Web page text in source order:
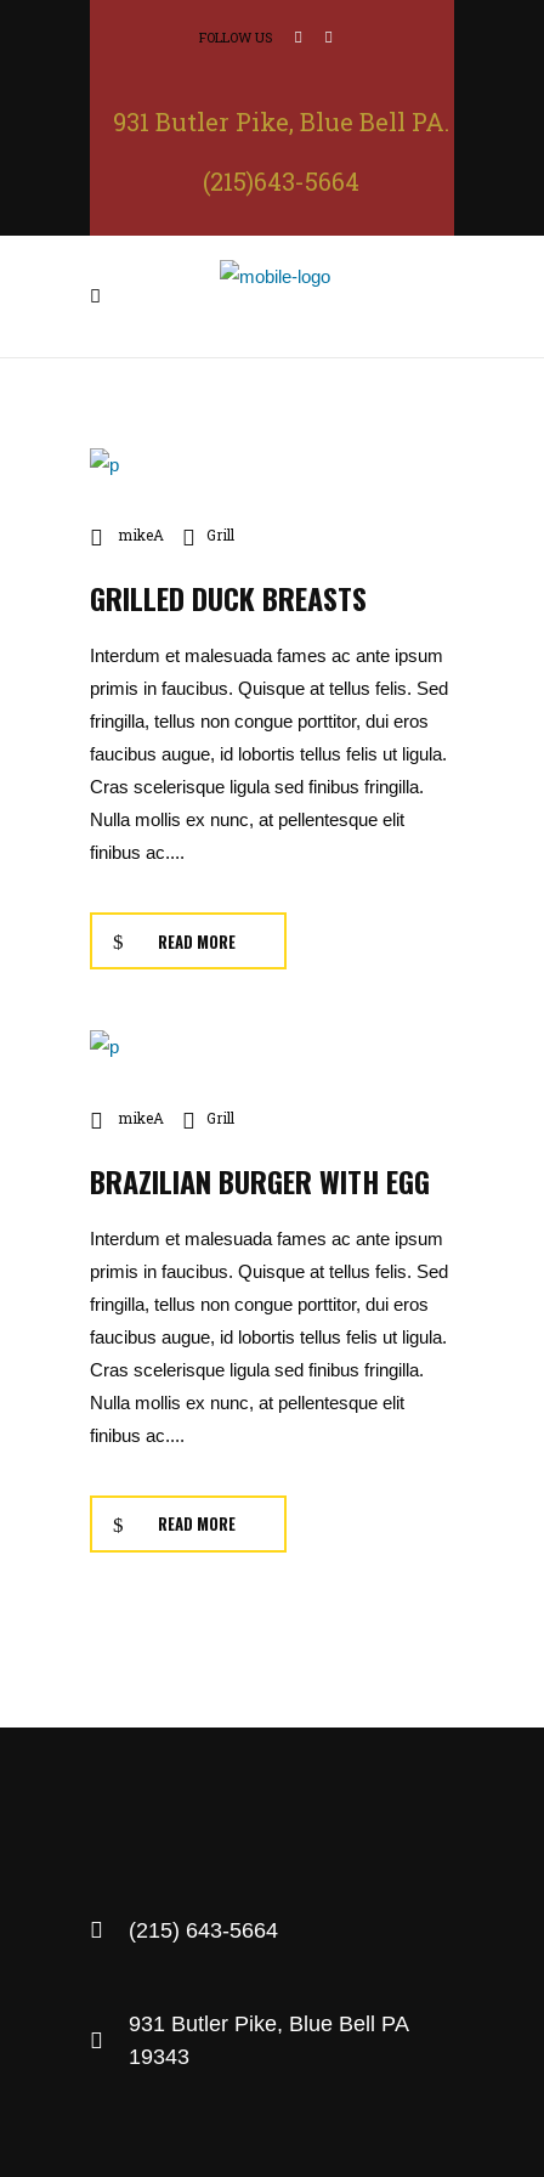
FOLLOW US
931 Butler Pike, Blue Bell PA.
(215)643-5664
mikeA Grill
GRILLED DUCK BREASTS
Interdum et malesuada fames ac ante ipsum
primis in faucibus. Quisque at tellus felis. Sed
fringilla, tellus non congue porttitor, dui eros
faucibus augue, id lobortis tellus felis ut ligula.
Cras scelerisque ligula sed finibus fringilla.
Nulla mollis ex nunc, at pellentesque elit
finibus ac....
READ MORE
mikeA Grill
BRAZILIAN BURGER WITH EGG
Interdum et malesuada fames ac ante ipsum
primis in faucibus. Quisque at tellus felis. Sed
fringilla, tellus non congue porttitor, dui eros
faucibus augue, id lobortis tellus felis ut ligula.
Cras scelerisque ligula sed finibus fringilla.
Nulla mollis ex nunc, at pellentesque elit
finibus ac....
READ MORE
(215) 643-5664
931 Butler Pike, Blue Bell PA
19343